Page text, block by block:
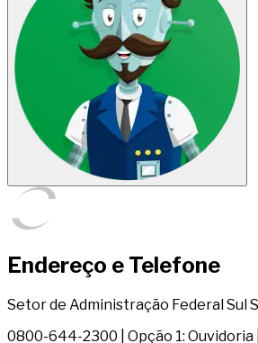
Endereço e Telefone
Setor de Administração Federal Sul
0800-644-2300 | Opção 1: